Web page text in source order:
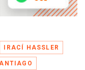
IRACÍ HASSLER